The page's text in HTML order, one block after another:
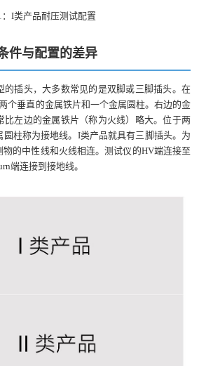
：I类产品耐压测试配置
件与配置的差异
的插头，大多数常见的是双脚或三脚插头。在
个垂直的金属铁片和一个金属圆柱。右边的金
比左边的金属铁片（称为火线）略大。位于两
柱称为接地线。I类产品就具有三脚插头。为
的中性线和火线相连。测试仪的HV端连接至
端连接到接地线。